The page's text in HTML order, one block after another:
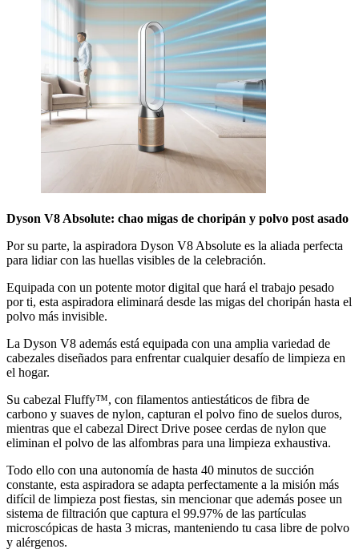
Dyson V8 Absolute: chao migas de choripán y polvo post asado
Por su parte, la aspiradora Dyson V8 Absolute es la aliada perfecta
para lidiar con las huellas visibles de la celebración.
Equipada con un potente motor digital que hará el trabajo pesado
por ti, esta aspiradora eliminará desde las migas del choripán hasta el
polvo más invisible.
La Dyson V8 además está equipada con una amplia variedad de
cabezales diseñados para enfrentar cualquier desafío de limpieza en
el hogar.
Su cabezal Fluffy™, con filamentos antiestáticos de fibra de
carbono y suaves de nylon, capturan el polvo fino de suelos duros,
mientras que el cabezal Direct Drive posee cerdas de nylon que
eliminan el polvo de las alfombras para una limpieza exhaustiva.
Todo ello con una autonomía de hasta 40 minutos de succión
constante, esta aspiradora se adapta perfectamente a la misión más
difícil de limpieza post fiestas, sin mencionar que además posee un
sistema de filtración que captura el 99.97% de las partículas
microscópicas de hasta 3 micras, manteniendo tu casa libre de polvo
y alérgenos.